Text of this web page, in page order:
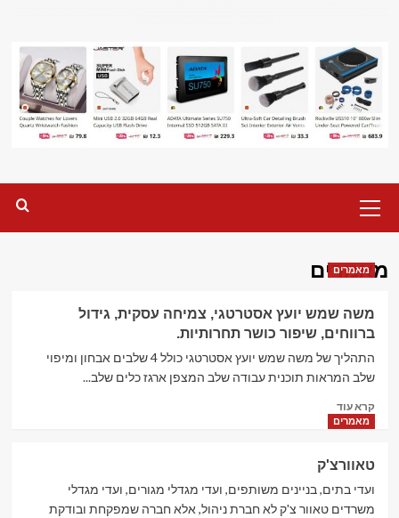
Menu
מאמרים
מאמרים
משה שמש יועץ אסטרטגי, צמיחה עסקית, גידול
ברווחים, שיפור כושר תחרותיות.
התהליך של משה שמש יועץ אסטרטגי כולל 4 שלבים אבחון ומיפוי
שלב המראות תוכנית עבודה שלב המצפן ארגז כלים שלב...
קרא עודRead
more
שמש
יועץ
אסטרטגי,
מאמרים
טאוורצ'ק
ועדי בתים, בניינים משותפים, ועדי מגדלי מגורים, ועדי מגדלי
משרדים טאוור צ'ק לא חברת ניהול, אלא חברה שמפקחת ובודקת